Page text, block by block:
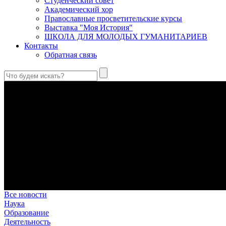
Академический хор
Православные просветительские курсы
Выставка "Моя История"
ШКОЛА ДЛЯ МОЛОДЫХ ГУМАНИТАРИЕВ
Контакты
Обратная связь
Все новости
Наука
Образование
Деятельность